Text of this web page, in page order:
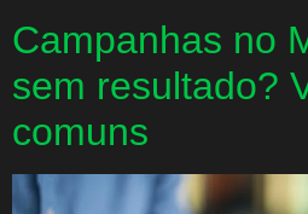
Campanhas no
sem resultado?
comuns